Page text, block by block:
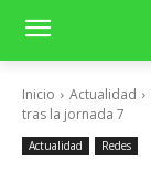
Inicio Actualidad
tras la jornada 7
Actualidad Redes